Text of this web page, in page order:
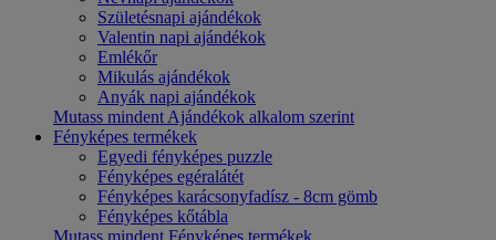
Születésnapi ajándékok
Valentin napi ajándékok
Emlékőr
Mikulás ajándékok
Anyák napi ajándékok
Mutass mindent Ajándékok alkalom szerint
Fényképes termékek
Egyedi fényképes puzzle
Fényképes egéralátét
Fényképes karácsonyfadísz - 8cm gömb
Fényképes kőtábla
Mutass mindent Fényképes termékek